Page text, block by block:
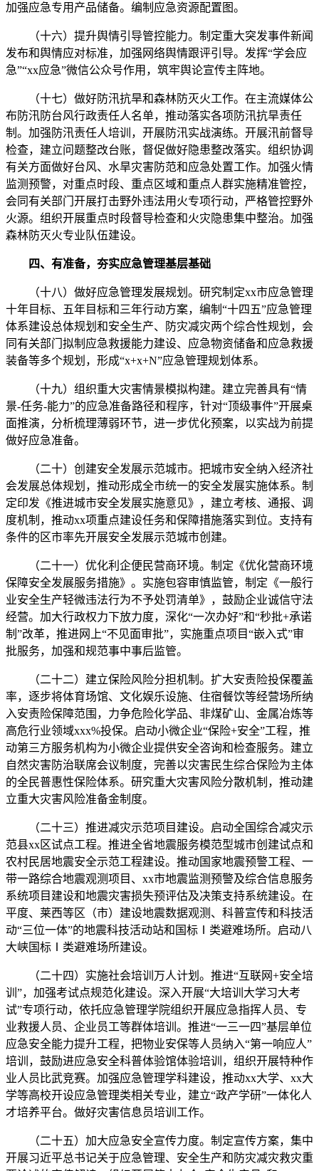
加强应急专用产品储备。编制应急资源配置图。
（十六）提升舆情引导管控能力。制定重大突发事件新闻
发布和舆情应对标准，加强网络舆情跟评引导。发挥“学会应
急”“xx应急”微信公众号作用，筑牢舆论宣传主阵地。
（十七）做好防汛抗旱和森林防灭火工作。在主流媒体公
布防汛防台风行政责任人名单，推动落实各项防汛抗旱责任
制。加强防汛责任人培训，开展防汛实战演练。开展汛前督导
检查，建立问题整改台账，督促做好隐患整改落实。组织协调
有关方面做好台风、水旱灾害防范和应急处置工作。加强火情
监测预警，对重点时段、重点区域和重点人群实施精准管控，
会同有关部门开展打击野外违法用火专项行动，严格管控野外
火源。组织开展重点时段督导检查和火灾隐患集中整治。加强
森林防灭火专业队伍建设。
四、有准备，夯实应急管理基层基础
（十八）做好应急管理发展规划。研究制定xx市应急管理
十年目标、五年目标和三年行动方案，编制“十四五”应急管理
体系建设总体规划和安全生产、防灾减灾两个综合性规划，会
同有关部门拟制应急救援能力建设、应急物资储备和应急救援
装备等多个规划，形成“x+x+N”应急管理规划体系。
（十九）组织重大灾害情景模拟构建。建立完善具有“情
景-任务-能力”的应急准备路径和程序，针对“顶级事件”开展桌
面推演，分析梳理薄弱环节，进一步优化预案，以实战为前提
做好应急准备。
（二十）创建安全发展示范城市。把城市安全纳入经济社
会发展总体规划，推动形成全市统一的安全发展实施体系。制
定印发《推进城市安全发展实施意见》，建立考核、通报、调
度机制，推动xx项重点建设任务和保障措施落实到位。支持有
条件的区市率先开展安全发展示范城市创建。
（二十一）优化利企便民营商环境。制定《优化营商环境
保障安全发展服务措施》。实施包容审慎监管，制定《一般行
业安全生产轻微违法行为不予处罚清单》，鼓励企业诚信守法
经营。加大行政权力下放力度，深化“一次办好”和“秒批+承诺
制”改革，推进网上“不见面审批”，实施重点项目“嵌入式”审
批服务，加强和规范事中事后监管。
（二十二）建立保险风险分担机制。扩大安责险投保覆盖
率，逐步将体育场馆、文化娱乐设施、住宿餐饮等经营场所纳
入安责险保障范围，力争危险化学品、非煤矿山、金属冶炼等
高危行业领域xxx%投保。启动小微企业“保险+安全”工程，推
动第三方服务机构为小微企业提供安全咨询和检查服务。建立
自然灾害防治联席会议制度，完善以灾害民生综合保险为主体
的全民普惠性保险体系。研究重大灾害风险分散机制，推动建
立重大灾害风险准备金制度。
（二十三）推进减灾示范项目建设。启动全国综合减灾示
范县xx区试点工程。推进全省地震服务模范型城市创建试点和
农村民居地震安全示范工程建设。推动国家地震预警工程、一
带一路综合地震观测项目、xx市地震监测预警及综合信息服务
系统项目建设和地震灾害损失预评估及决策支持系统建设。在
平度、莱西等区（市）建设地震数据观测、科普宣传和科技活
动“三位一体”的地震科技活动站和国标Ⅰ类避难场所。启动八
大峡国标Ⅰ类避难场所建设。
（二十四）实施社会培训万人计划。推进“互联网+安全培
训”，加强考试点规范化建设。深入开展“大培训大学习大考
试”专项行动，依托应急管理学院组织开展应急指挥人员、专
业救援人员、企业员工等群体培训。推进“一三一四”基层单位
应急安全能力提升工程，把物业安保等人员纳入“第一响应人”
培训，鼓励进应急安全科普体验馆体验培训，组织开展特种作
业人员比武竞赛。加强应急管理学科建设，推动xx大学、xx大
学等高校开设应急管理类相关专业，建立“政产学研”一体化人
才培养平台。做好灾害信息员培训工作。
（二十五）加大应急安全宣传力度。制定宣传方案，集中
开展习近平总书记关于应急管理、安全生产和防灾减灾救灾重